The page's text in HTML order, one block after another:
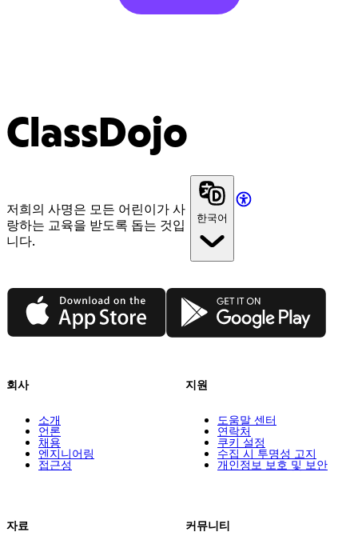
ClassDojo
저희의 사명은 모든 어린이가 사
랑하는 교육을 받도록 돕는 것입
니다.
한국어
App Store Google Play
회사
소개
언론
채용
엔지니어링
접근성
자료
지원
도움말 센터
연락처
쿠키 설정
수집 시 투명성 고지
개인정보 보호 및 보안
커뮤니티